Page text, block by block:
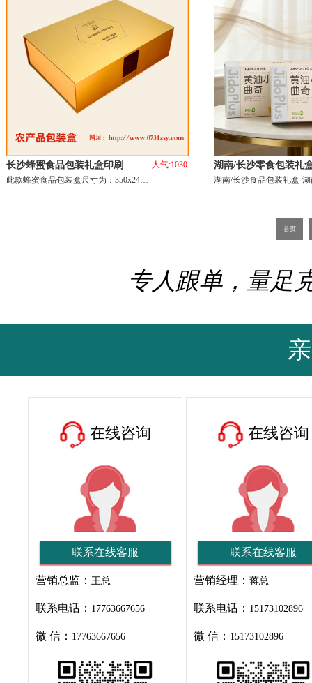
长沙蜂蜜食品包装礼盒印刷
人气:1030
此款蜂蜜食品包装盒尺寸为：350x24…
湖南/长沙零食包装礼
湖南/长沙食品包装礼盒-
首页
专人跟单，量足
在线咨询
联系在线客服
营销总监： 王总
联系电话： 17763667656
微 信： 17763667656
在线咨询
联系在线客服
营销经理： 蒋总
联系电话： 15173102896
微 信： 15173102896